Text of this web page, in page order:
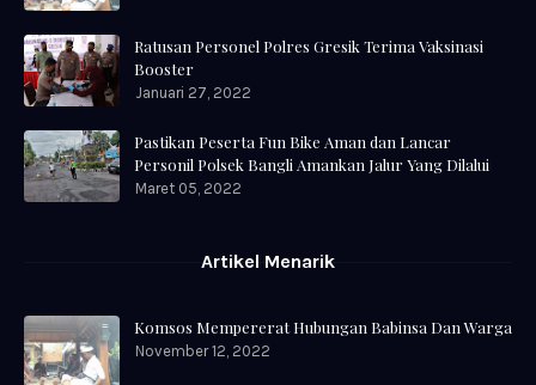
Ratusan Personel Polres Gresik Terima Vaksinasi
Booster
Januari 27, 2022
Pastikan Peserta Fun Bike Aman dan Lancar
Personil Polsek Bangli Amankan Jalur Yang Dilalui
Maret 05, 2022
Artikel Menarik
Komsos Mempererat Hubungan Babinsa Dan Warga
November 12, 2022